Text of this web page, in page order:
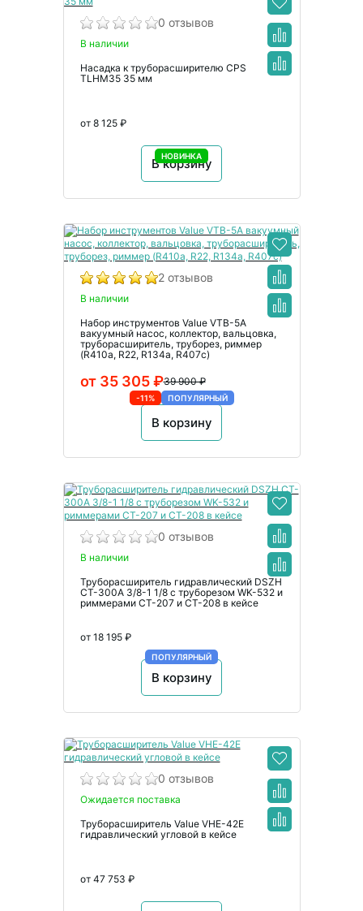
0 отзывов
В наличии
Насадка к труборасширителю CPS
TLHM35 35 мм
от 8 125 ₽
В корзину
НОВИНКА
2 отзывов
В наличии
Набор инструментов Value VTB-5A
вакуумный насос, коллектор, вальцовка,
труборасширитель, труборез, риммер
(R410a, R22, R134а, R407с)
39 900 ₽
от 35 305 ₽
В корзину
-11% ПОПУЛЯРНЫЙ
0 отзывов
В наличии
Труборасширитель гидравлический DSZH
CT-300A 3/8-1 1/8 с труборезом WK-532 и
риммерами CT-207 и CT-208 в кейсе
от 18 195 ₽
В корзину
ПОПУЛЯРНЫЙ
0 отзывов
Ожидается поставка
Труборасширитель Value VHE-42E
гидравлический угловой в кейсе
от 47 753 ₽